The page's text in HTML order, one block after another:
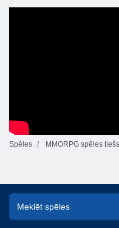
Spēles MMORPG spēles